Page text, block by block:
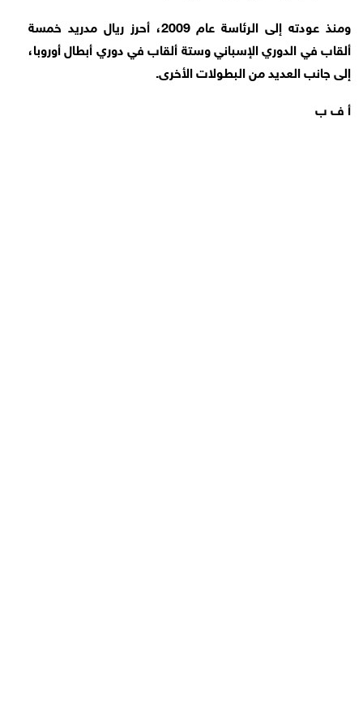
ومنذ عودته إلى الرئاسة عام 2009، أحرز ريال مدريد خمسة
ألقاب في الدوري الإسباني وستة ألقاب في دوري أبطال أوروبا،
إلى جانب العديد من البطولات الأخرى.
أ ف ب